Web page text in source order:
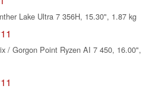
Lake Ultra 7 356H, 15.30", 1.87 kg
/ Gorgon Point Ryzen AI 7 450, 16.00",